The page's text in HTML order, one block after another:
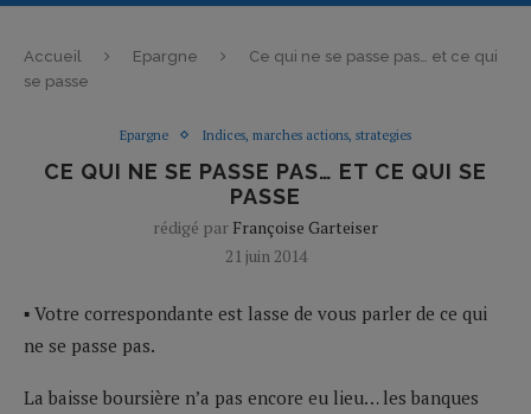
Accueil Epargne
Ce qui ne se passe pas… et ce qui
se passe
Epargne Indices, marches actions, strategies
CE QUI NE SE PASSE PAS… ET CE QUI SE
PASSE
rédigé par Françoise Garteiser
21 juin 2014
▪ Votre correspondante est lasse de vous parler de ce qui
ne se passe pas.
La baisse boursière n’a pas encore eu lieu… les banques